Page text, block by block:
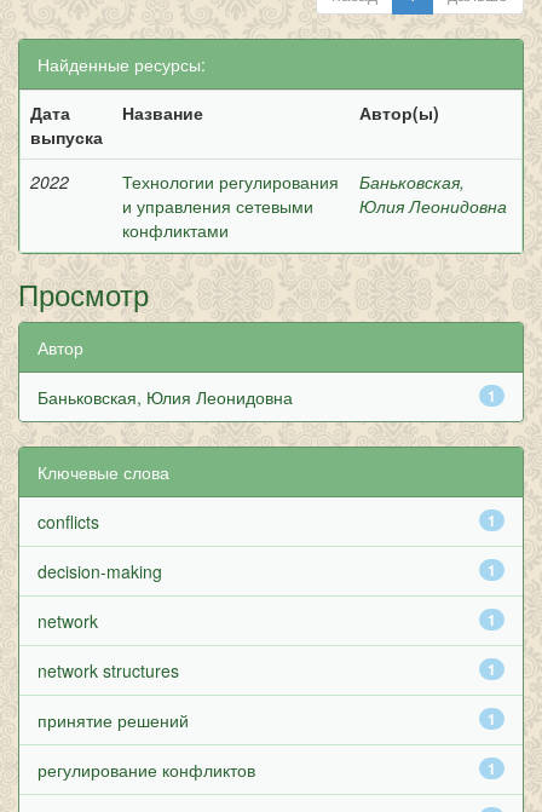
Найденные ресурсы:
Дата
выпуска
Название Автор(ы)
2022
Технологии регулирования
и управления сетевыми
конфликтами
Баньковская,
Юлия Леонидовна
Просмотр
Автор
1
Баньковская, Юлия Леонидовна
Ключевые слова
1
conflicts
1
decision-making
1
network
1
network structures
1
принятие решений
1
регулирование конфликтов